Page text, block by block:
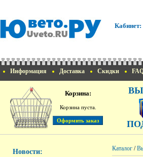
Кабинет:
Информация Доставка Скидки
Корзина:
Корзина пуста.
Новости: Каталог /